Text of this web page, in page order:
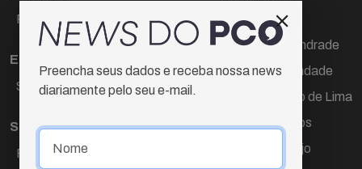
Paulo Cesar de Oliveira
Editora Chefe
Sueli Cotta
Sub-editora
Raquel Ayres
Décio Freire
Dr Marcos Andrade
Hamilton Trindade
Igor Carvalho de Lima
Mario Campos
Renata Araújo
Preencha seus dados e receba nossa news
diariamente pelo seu e-mail.